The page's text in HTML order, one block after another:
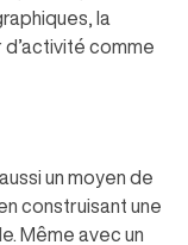
la
comme
un moyen de
construisant une
Même avec un